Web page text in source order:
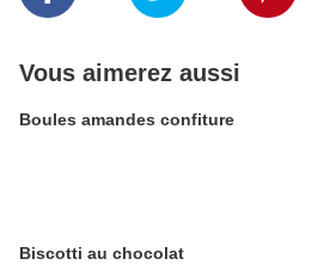
Vous aimerez aussi
Boules amandes confiture
Biscotti au chocolat